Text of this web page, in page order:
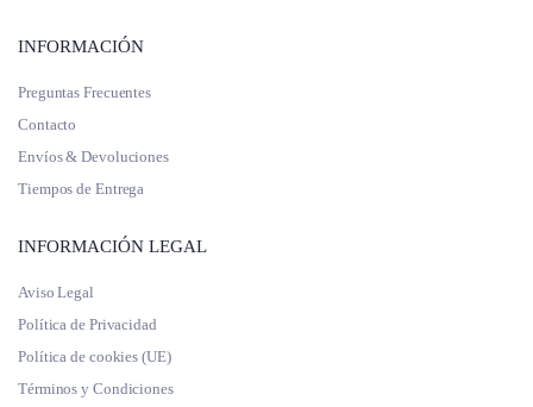
INFORMACIÓN
Preguntas Frecuentes
Contacto
Envíos & Devoluciones
Tiempos de Entrega
INFORMACIÓN LEGAL
Aviso Legal
Política de Privacidad
Política de cookies (UE)
Términos y Condiciones